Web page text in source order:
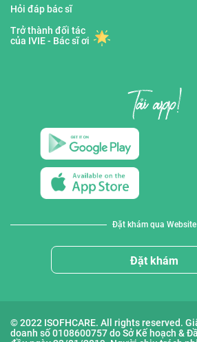
Hỏi đáp bác sĩ
Trở thành đối tác
của IVIE - Bác sĩ ơi
Đặt khám qua Website
Đặt khám
© 2022 ISOFHCARE. All rights reserved.
doanh số 0108600757 do Sở Kế hoạch &